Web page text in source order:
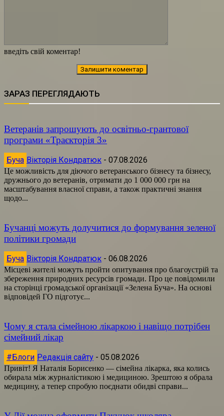
введіть свій коментар!
ЗАРАЗ ПЕРЕГЛЯДАЮТЬ
Ветеранів запрошують до освітньо-грантової
програми «Траєкторія 3»
Буча Вікторія Кондратюк - 07.08.2026
Це можливість для діючого ветеранського бізнесу та бізнесу,
дружнього до ветеранів, отримати до 1 000 000 грн на
масштабування власної справи, а також практичні знання
щодо...
Бучанці можуть долучитися до формування зеленої
політики громади
Буча Вікторія Кондратюк - 06.08.2026
Місцеві жителі можуть пройти опитування про благоустрій та
збереження природних ресурсів громади. Про це повідомили
на сторінці громадської організації «Зелена Буча». На основі
відповідей ГО підготує...
Чому я стала сімейною лікаркою і навіщо потрібен
сімейний лікар
#Блоги Редакція сайту - 05.08.2026
Привіт! Я Наталія Борисенко — сімейна лікарка, яка колись
обирала між журналістикою і медициною. Зрештою я обрала
медицину, а тепер спробую поєднати обидві справи...